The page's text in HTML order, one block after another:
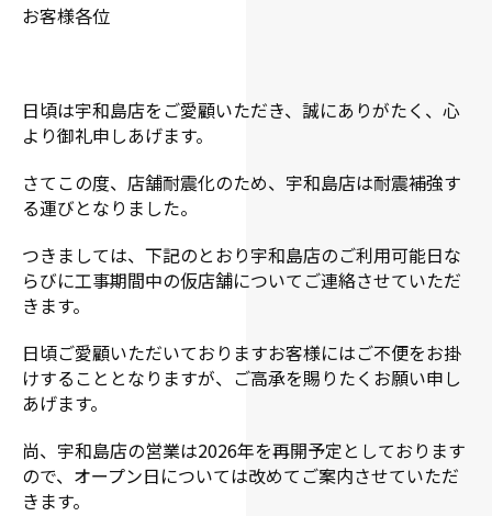
お客様各位
日頃は宇和島店をご愛顧いただき、誠にありがたく、心
より御礼申しあげます。
さてこの度、店舗耐震化のため、宇和島店は耐震補強す
る運びとなりました。
つきましては、下記のとおり宇和島店のご利用可能日な
らびに工事期間中の仮店舗についてご連絡させていただ
きます。
日頃ご愛顧いただいておりますお客様にはご不便をお掛
けすることとなりますが、ご高承を賜りたくお願い申し
あげます。
尚、宇和島店の営業は2026年を再開予定としております
ので、オープン日については改めてご案内させていただ
きます。